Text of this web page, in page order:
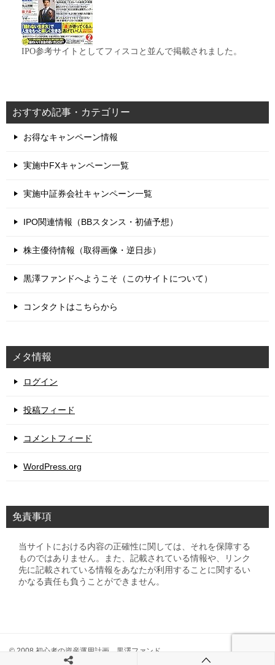
IPO参考サイトとしてフィスコと並んで掲載されました。
おすすめ記事・カテゴリー
お得なキャンペーン情報
実施中FXキャンペーン一覧
実施中証券会社キャンペーン一覧
IPO関連情報（BBスタンス・初値予想）
株主優待情報（取得画像・逆日歩）
黒澤ファンドへようこそ（このサイトについて）
コンタクトはこちらから
メタ情報
ログイン
投稿フィード
コメントフィード
WordPress.org
免責事項
当サイトにおける内容の正確性に関しては、それを保障する
ものではありません。また、記載されている情報や、リンク
先に記載されている情報をあなたが利用することに関するい
かなる責任も負うことができません。
© 2008 初心者の資産運用計画 黒澤ファンド